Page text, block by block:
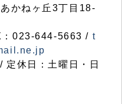
かねヶ丘3丁目18-
023-644-5663 / t
休日：土曜日・日